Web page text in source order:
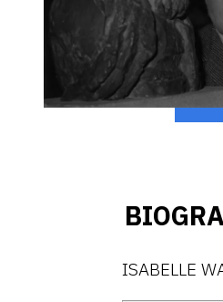
CATALOGUE
ISABELLE